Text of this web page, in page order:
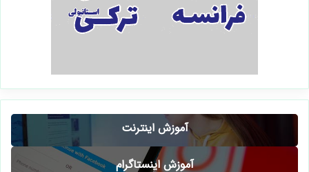
آموزش اینترنت
آموزش اینستاگرام